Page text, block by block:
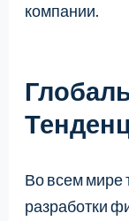
компании.
Во всем мире
разработки